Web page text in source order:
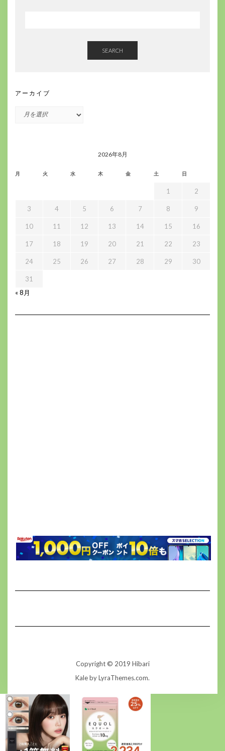
SEARCH
アーカイブ
2026年8月
月 火 水 木 金 土 日
1 2
3 4 5 6 7 8 9
10 11 12 13 14 15 16
17 18 19 20 21 22 23
24 25 26 27 28 29 30
31
« 8月
Copyright © 2019 Hibari
Kaleby LyraThemes.com.